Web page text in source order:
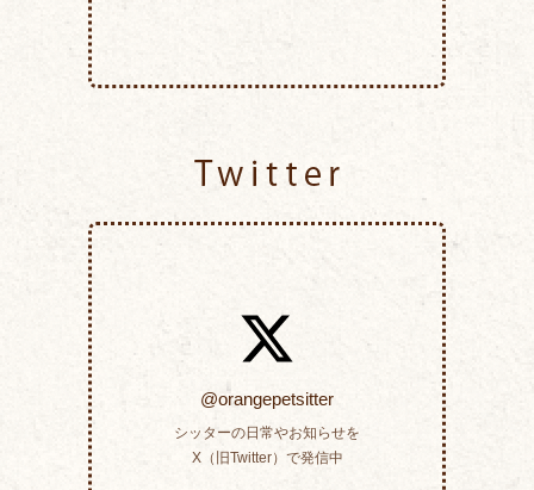
@orangepetsitter
シッターの日常やお知らせを
X（旧Twitter）で発信中